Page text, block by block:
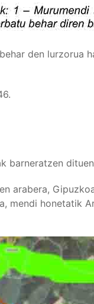
den lurzorua
barneratzen
arabera,
mendi honetatik